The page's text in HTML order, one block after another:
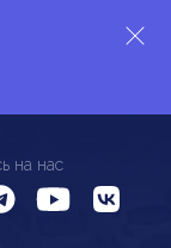
на нас